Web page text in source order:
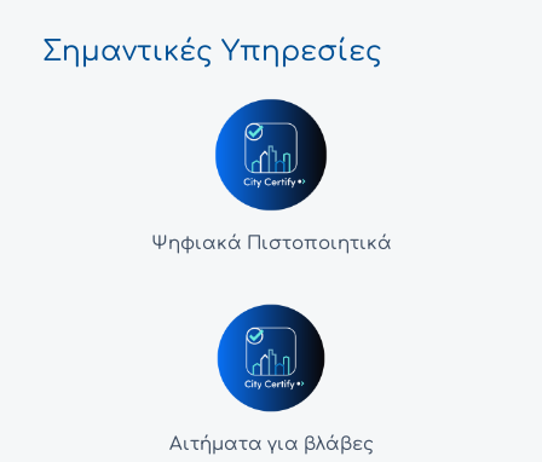
Σημαντικές Υπηρεσίες
Ψηφιακά Πιστοποιητικά
Αιτήματα για βλάβες